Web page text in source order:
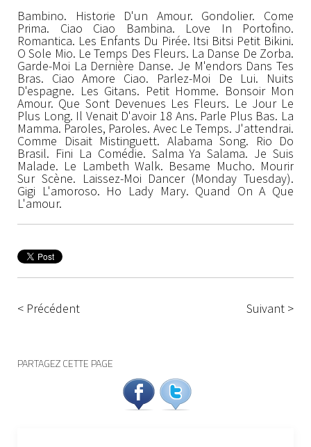
Bambino. Historie D'un Amour. Gondolier. Come
Prima. Ciao Ciao Bambina. Love In Portofino.
Romantica. Les Enfants Du Pirée. Itsi Bitsi Petit Bikini.
O Sole Mio. Le Temps Des Fleurs. La Danse De Zorba.
Garde-Moi La Dernière Danse. Je M'endors Dans Tes
Bras. Ciao Amore Ciao. Parlez-Moi De Lui. Nuits
D'espagne. Les Gitans. Petit Homme. Bonsoir Mon
Amour. Que Sont Devenues Les Fleurs. Le Jour Le
Plus Long. Il Venait D'avoir 18 Ans. Parle Plus Bas. La
Mamma. Paroles, Paroles. Avec Le Temps. J'attendrai.
Comme Disait Mistinguett. Alabama Song. Rio Do
Brasil. Fini La Comédie. Salma Ya Salama. Je Suis
Malade. Le Lambeth Walk. Besame Mucho. Mourir
Sur Scène. Laissez-Moi Dancer (Monday Tuesday).
Gigi L'amoroso. Ho Lady Mary. Quand On A Que
L'amour.
< Précédent Suivant >
PARTAGEZ CETTE PAGE